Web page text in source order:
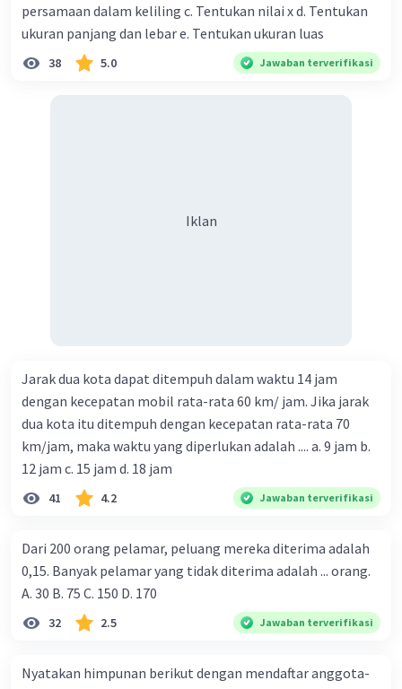
persamaan dalam keliling c. Tentukan nilai x d. Tentukan
ukuran panjang dan lebar e. Tentukan ukuran luas
38 5.0 Jawaban terverifikasi
Iklan
Jarak dua kota dapat ditempuh dalam waktu 14 jam
dengan kecepatan mobil rata-rata 60 km/ jam. Jika jarak
dua kota itu ditempuh dengan kecepatan rata-rata 70
km/jam, maka waktu yang diperlukan adalah .... a. 9 jam b.
12 jam c. 15 jam d. 18 jam
41 4.2 Jawaban terverifikasi
Dari 200 orang pelamar, peluang mereka diterima adalah
0,15. Banyak pelamar yang tidak diterima adalah ... orang.
A. 30 B. 75 C. 150 D. 170
32 2.5 Jawaban terverifikasi
Nyatakan himpunan berikut dengan mendaftar anggota-